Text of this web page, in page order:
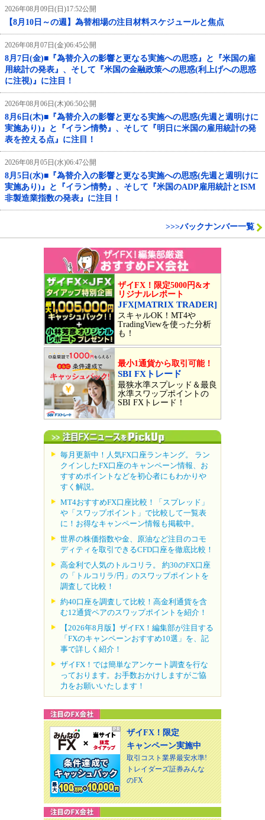
2026年08月09日(日)17:52公開
【8月10日～の週】為替相場の注目材料スケジュールと焦点
2026年08月07日(金)06:45公開
8月7日(金)■『為替介入の影響と更なる実施への思惑』と『米国の雇
用統計の発表』、そして『米国の金融政策への思惑(利上げへの思惑
に注視)』に注目！
2026年08月06日(木)06:50公開
8月6日(木)■『為替介入の影響と更なる実施への思惑(先週と週明けに
実施あり)』と『イラン情勢』、そして『明日に米国の雇用統計の発
表を控える点』に注目！
2026年08月05日(水)06:47公開
8月5日(水)■『為替介入の影響と更なる実施への思惑(先週と週明けに
実施あり)』と『イラン情勢』、そして『米国のADP雇用統計とISM
非製造業指数の発表』に注目！
>>>バックナンバー一覧
ザイFX！限定5000円&オ
リジナルレポート
JFX[MATRIX TRADER]
スキャルOK！MT4や
TradingViewを使った分析
も！
最小1通貨から取引可能！
SBI FXトレード
最狭水準スプレッド＆最良
水準スワップポイントの
SBI FXトレード！
毎月更新中！人気FX口座ランキング。 ラン
クインしたFX口座のキャンペーン情報、お
すすめポイントなどを初心者にもわかりや
すく解説。
MT4おすすめFX口座比較！「スプレッド」
や「スワップポイント」で比較して一覧表
に！お得なキャンペーン情報も掲載中。
世界の株価指数や金、原油など注目のコモ
ディティを取引できるCFD口座を徹底比較！
高金利で人気のトルコリラ。 約30のFX口座
の「トルコリラ/円」のスワップポイントを
調査して比較！
約40口座を調査して比較！高金利通貨を含
む12通貨ペアのスワップポイントを紹介！
【2026年8月版】ザイFX！編集部が注目する
「FXのキャンペーンおすすめ10選」を、記
事で詳しく紹介！
ザイFX！では簡単なアンケート調査を行な
っております。お手数おかけしますがご協
力をお願いいたします！
ザイFX！限定
キャンペーン実施中
取引コスト業界最安水準!
トレイダーズ証券みんな
のFX